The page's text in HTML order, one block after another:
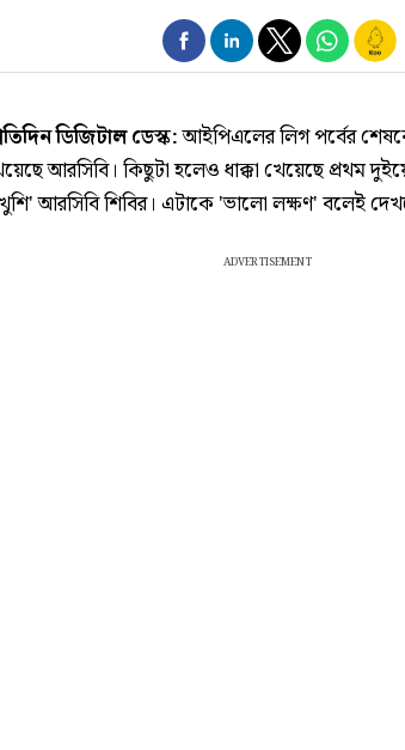
ডিজিটাল ডেস্ক:আইপিএলের লিগ পর্বের
আরসিবি। কিছুটা হলেও ধাক্কা খেয়েছে প্রথম
আরসিবি শিবির। এটাকে 'ভালো লক্ষণ' বলেই
ADVERTISEMENT